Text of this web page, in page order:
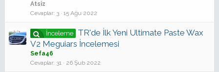
Atsiz
Cevaplar 3 15 Ağu 2022
İnceleme
TR'de İlk Yeni Ultimate Paste Wax
V2 Meguiars İncelemesi
Sefa46
Cevaplar 31 26 Şub 2022